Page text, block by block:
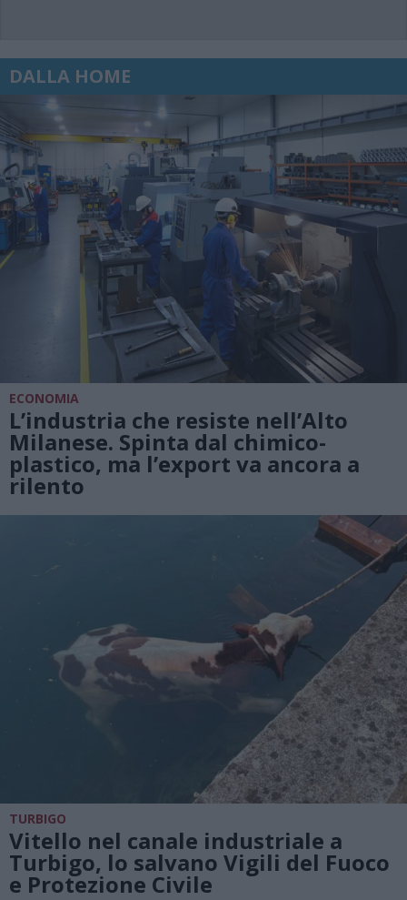
DALLA HOME
ECONOMIA
L’industria che resiste nell’Alto
Milanese. Spinta dal chimico-
plastico, ma l’export va ancora a
rilento
TURBIGO
Vitello nel canale industriale a
Turbigo, lo salvano Vigili del Fuoco
e Protezione Civile